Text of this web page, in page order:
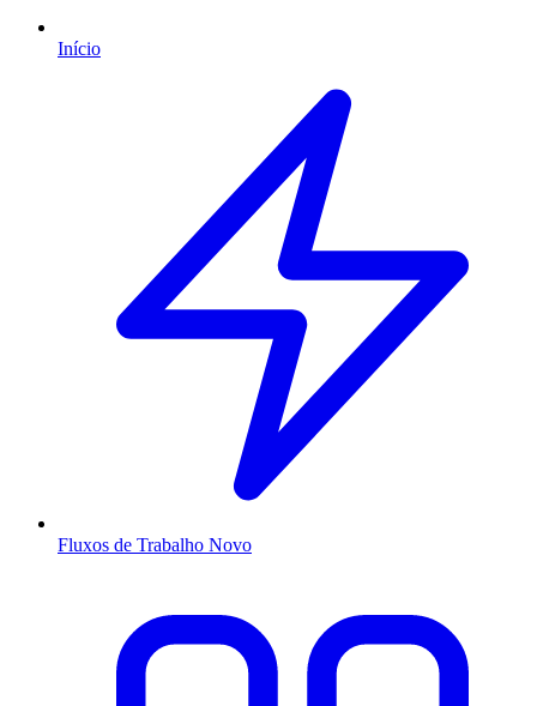
Início
Fluxos de Trabalho Novo